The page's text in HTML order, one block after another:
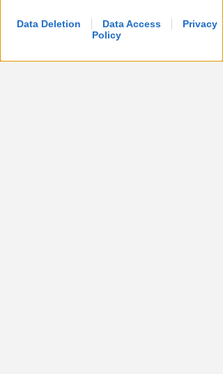
Data Deletion Data Access
Privacy
Policy